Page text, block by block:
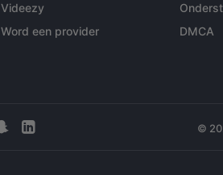
Videezy
Word een provider
DMCA
©